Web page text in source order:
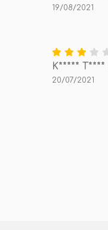
19/08/2021
K***** T****
20/07/2021